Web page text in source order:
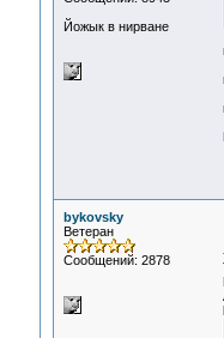
Йожык в нирване
bykovsky
Ветеран
Сообщений: 2878